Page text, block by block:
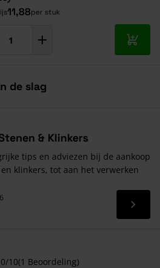
11,88per stuk
In
de slag
& Klinkers
tips en adviezen bij de aankoop
klinkers, tot aan het verwerken
Lees
10(1 Beoordeling)